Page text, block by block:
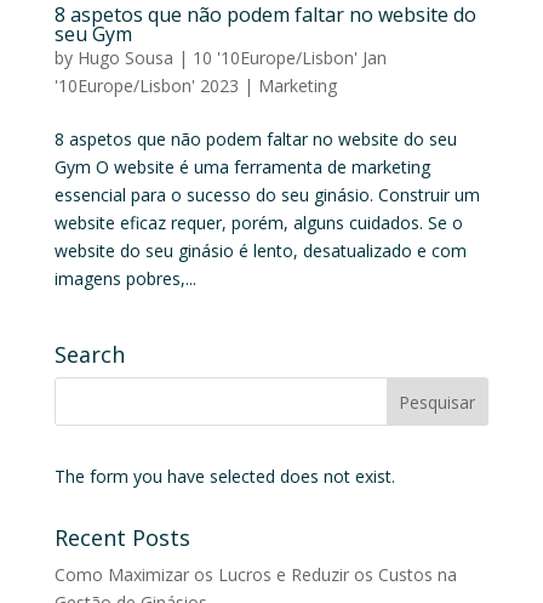
8 aspetos que não podem faltar no website do
seu Gym
by Hugo Sousa | 10 '10Europe/Lisbon' Jan
'10Europe/Lisbon' 2023 | Marketing
8 aspetos que não podem faltar no website do seu
Gym O website é uma ferramenta de marketing
essencial para o sucesso do seu ginásio. Construir um
website eficaz requer, porém, alguns cuidados. Se o
website do seu ginásio é lento, desatualizado e com
imagens pobres,...
Search
The form you have selected does not exist.
Recent Posts
Como Maximizar os Lucros e Reduzir os Custos na